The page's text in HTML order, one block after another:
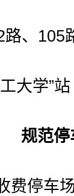
、105
大学”站
规范停
停车场